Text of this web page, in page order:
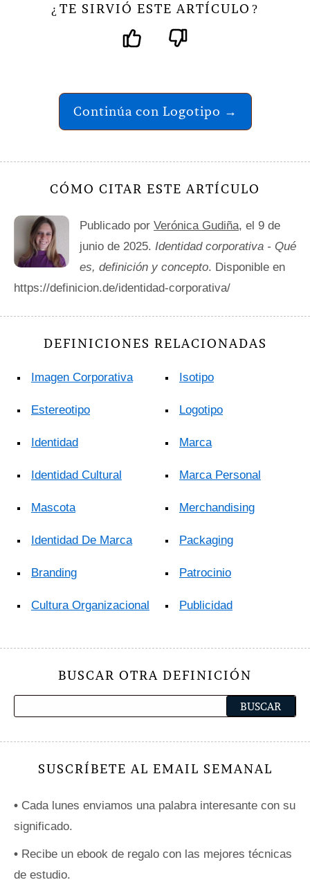
¿ TE SIRVIÓ ESTE ARTÍCULO ?
Continúa con Logotipo →
CÓMO CITAR ESTE ARTÍCULO
Publicado por Verónica Gudiña, el 9 de
junio de 2025. Identidad corporativa - Qué
es, definición y concepto. Disponible en
https://definicion.de/identidad-corporativa/
DEFINICIONES RELACIONADAS
Imagen Corporativa
Estereotipo
Identidad
Identidad Cultural
Mascota
Identidad De Marca
Branding
Cultura Organizacional
Isotipo
Logotipo
Marca
Marca Personal
Merchandising
Packaging
Patrocinio
Publicidad
BUSCAR OTRA DEFINICIÓN
SUSCRÍBETE AL EMAIL SEMANAL
• Cada lunes enviamos una palabra interesante con su
significado.
• Recibe un ebook de regalo con las mejores técnicas
de estudio.